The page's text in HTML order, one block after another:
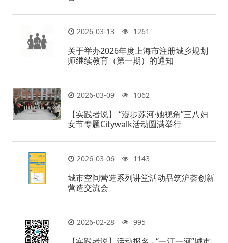
2026-03-13 1261
关于举办2026年度上海市注册城乡规划
师继续教育（第一期）的通知
2026-03-09 1062
【实践者说】 “漫步苏河·她视角”三八妇
女节专题Citywalk活动圆满举行
2026-03-06 1143
城市空间营造系列讲堂活动品筑沪荟创新
营造交流会
2026-02-28 995